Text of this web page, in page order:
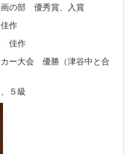
画の部 優秀賞、入賞
作
佳作
ー大会 優勝（津谷中と合
５級